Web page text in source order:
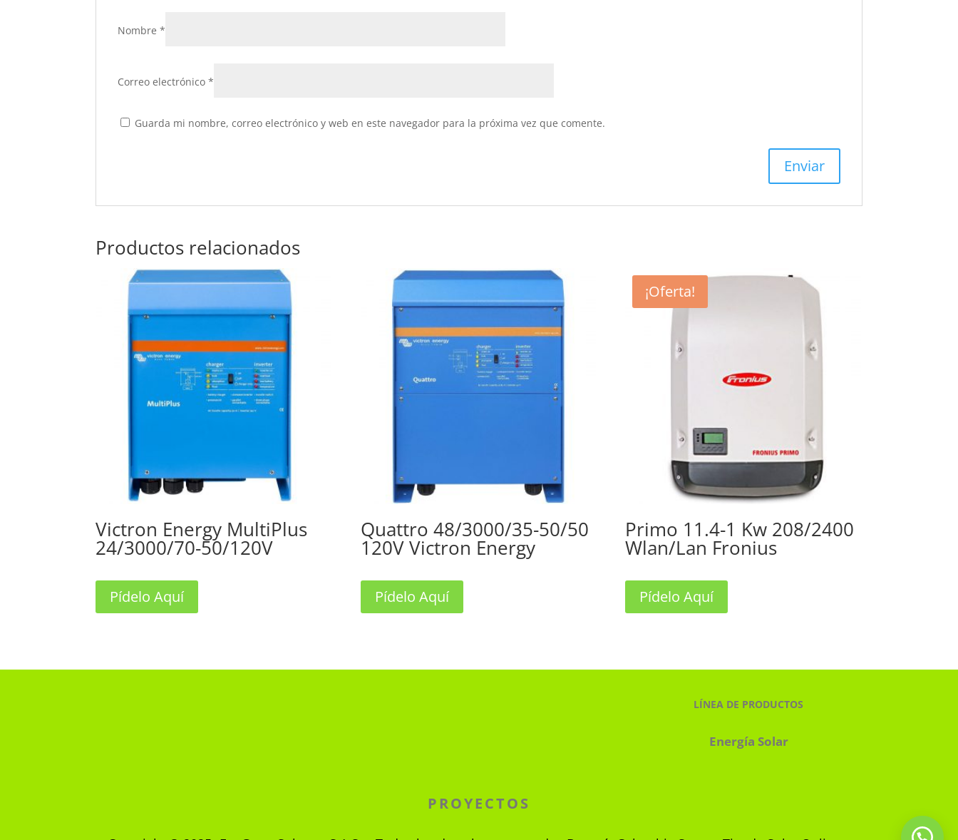
Nombre*
Correo electrónico*
Guarda mi nombre, correo electrónico y web en este navegador para la próxima vez que comente.
Productos relacionados
Victron Energy MultiPlus
24/3000/70-50/120V
Pídelo Aquí
Quattro 48/3000/35-50/50
120V Victron Energy
Pídelo Aquí
¡Oferta!
Primo 11.4-1 Kw 208/2400
Wlan/Lan Fronius
Pídelo Aquí
PROYECTOS
LÍNEA DE PRODUCTOS
Energía Solar